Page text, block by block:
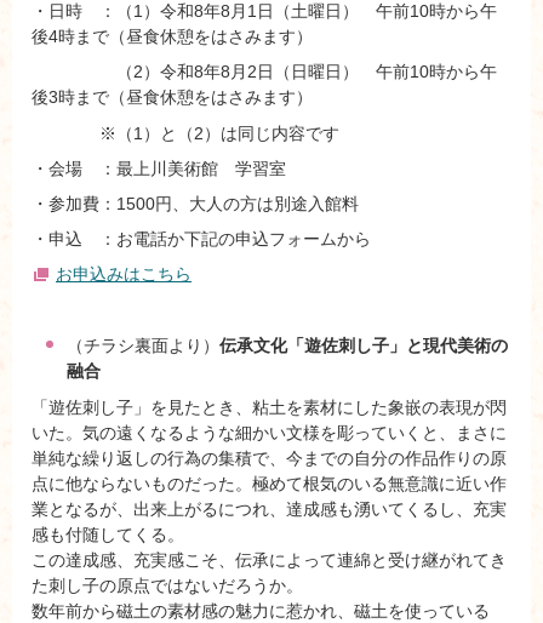
・日時 ：（1）令和8年8月1日（土曜日） 午前10時から午
後4時まで（昼食休憩をはさみます）
（2）令和8年8月2日（日曜日） 午前10時から午
後3時まで（昼食休憩をはさみます）
※（1）と（2）は同じ内容です
・会場 ：最上川美術館 学習室
・参加費：1500円、大人の方は別途入館料
・申込 ：お電話か下記の申込フォームから
お申込みはこちら
（チラシ裏面より） 伝承文化「遊佐刺し子」と現代美術の
融合
「遊佐刺し子」を見たとき、粘土を素材にした象嵌の表現が閃
いた。気の遠くなるような細かい文様を彫っていくと、まさに
単純な繰り返しの行為の集積で、今までの自分の作品作りの原
点に他ならないものだった。極めて根気のいる無意識に近い作
業となるが、出来上がるにつれ、達成感も湧いてくるし、充実
感も付随してくる。
この達成感、充実感こそ、伝承によって連綿と受け継がれてき
た刺し子の原点ではないだろうか。
数年前から磁土の素材感の魅力に惹かれ、磁土を使っている